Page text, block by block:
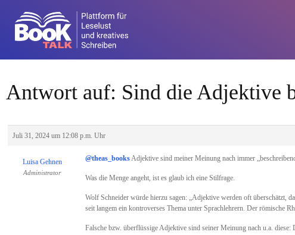
Antwort auf: Sind die Adjektive
Juli 31, 2024 um 12:08 p.m. Uhr
Luisa Gehnen
Administrator
@theas_booksAdjektive sind meiner Meinung nach immer
Was die Menge angeht, ist es glaub ich eine Stilfrage.
Wolf Schneider würde hierzu sagen: „Adjektive werden oft überschätzt,
seit langem ein kontroverses Thema unter Sprachlehrern. Der römische
Falsche bzw. überflüssige Adjektive sind seiner Meinung nach u.a.